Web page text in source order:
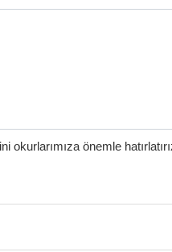
önemle